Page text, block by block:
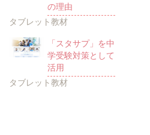
の理由
タブレット教材
「スタサプ」を中
学受験対策として
活用
タブレット教材